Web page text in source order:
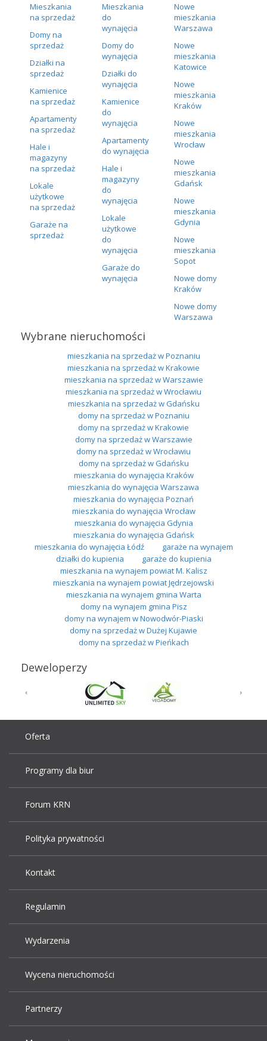
Mieszkania
na sprzedaż
Domy na
sprzedaż
Działki na
sprzedaż
Kamienice
na sprzedaż
Apartamenty
na sprzedaż
Hale i
magazyny
na sprzedaż
Lokale
użytkowe
na sprzedaż
Garaże na
sprzedaż
Mieszkania
do
wynajęcia
Domy do
wynajęcia
Działki do
wynajęcia
Kamienice
do
wynajęcia
Apartamenty
do wynajęcia
Hale i
magazyny
do
wynajęcia
Lokale
użytkowe
do
wynajęcia
Garaże do
wynajęcia
Nowe
mieszkania
Warszawa
Nowe
mieszkania
Katowice
Nowe
mieszkania
Kraków
Nowe
mieszkania
Wrocław
Nowe
mieszkania
Gdańsk
Nowe
mieszkania
Gdynia
Nowe
mieszkania
Sopot
Nowe domy
Kraków
Nowe domy
Warszawa
Wybrane nieruchomości
mieszkania na sprzedaż w Poznaniu
mieszkania na sprzedaż w Krakowie
mieszkania na sprzedaż w Warszawie
mieszkania na sprzedaż w Wrocławiu
mieszkania na sprzedaż w Gdańsku
domy na sprzedaż w Poznaniu
domy na sprzedaż w Krakowie
domy na sprzedaż w Warszawie
domy na sprzedaż w Wrocławiu
domy na sprzedaż w Gdańsku
mieszkania do wynajęcia Kraków
mieszkania do wynajęcia Warszawa
mieszkania do wynajęcia Poznań
mieszkania do wynajęcia Wrocław
mieszkania do wynajęcia Gdynia
mieszkania do wynajęcia Gdańsk
mieszkania do wynajęcia Łódź
garaże na wynajem
działki do kupienia
garaże do kupienia
mieszkania na wynajem powiat M. Kalisz
mieszkania na wynajem powiat Jędrzejowski
mieszkania na wynajem gmina Warta
domy na wynajem gmina Pisz
domy na wynajem w Nowodwór-Piaski
domy na sprzedaż w Dużej Kujawie
domy na sprzedaż w Pieńkach
Deweloperzy
Oferta
Programy dla biur
Forum KRN
Polityka prywatności
Kontakt
Regulamin
Wydarzenia
Wycena nieruchomości
Partnerzy